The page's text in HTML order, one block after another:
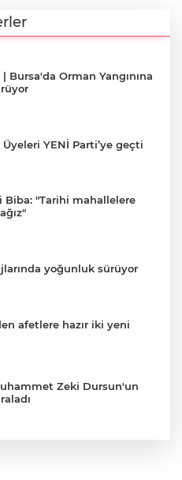
Bursa'da Orman Yangınına
Üyeleri YENİ Parti’ye geçti
Biba: "Tarihi mahallelere
yoğunluk sürüyor
afetlere hazır iki yeni
Zeki Dursun'un